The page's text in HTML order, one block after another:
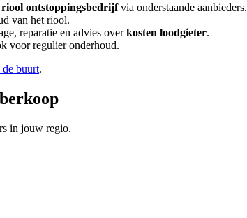
riool ontstoppingsbedrijfvia onderstaande aanbieders.
van het riool.
reparatie en advies overkosten loodgieter.
voor regulier onderhoud.
buurt.
in jouw regio.